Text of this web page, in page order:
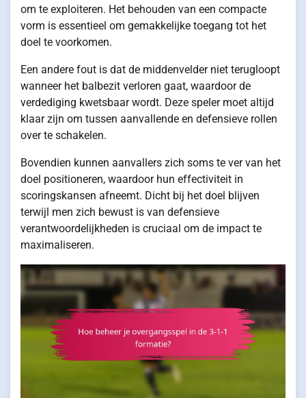
om te exploiteren. Het behouden van een compacte
vorm is essentieel om gemakkelijke toegang tot het
doel te voorkomen.
Een andere fout is dat de middenvelder niet terugloopt
wanneer het balbezit verloren gaat, waardoor de
verdediging kwetsbaar wordt. Deze speler moet altijd
klaar zijn om tussen aanvallende en defensieve rollen
over te schakelen.
Bovendien kunnen aanvallers zich soms te ver van het
doel positioneren, waardoor hun effectiviteit in
scoringskansen afneemt. Dicht bij het doel blijven
terwijl men zich bewust is van defensieve
verantwoordelijkheden is cruciaal om de impact te
maximaliseren.